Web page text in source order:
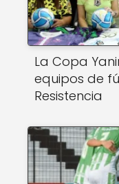
La Copa
equipos de
Resistencia